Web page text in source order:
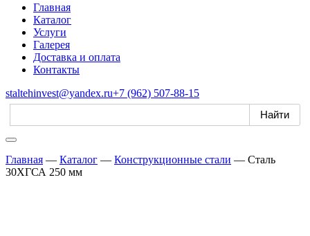
Главная
Каталог
Услуги
Галерея
Доставка и оплата
Контакты
staltehinvest@yandex.ru+7 (962) 507-88-15
Главная — Каталог — Конструкционные стали — Сталь
30ХГСА 250 мм